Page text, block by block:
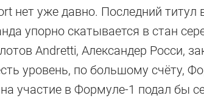
нет уже давно. Последний титул
упорно скатывается в стан
Andretti, Александер Росси,
уровень, по большому счёту,
на участие в Формуле-1 подал бы